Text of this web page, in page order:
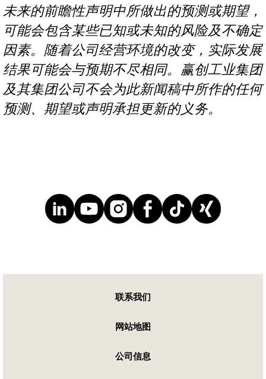
未来的前瞻性声明中所做出的预测或期望，
可能会包含某些已知或未知的风险及不确定
因素。随着公司经营环境的改变，实际发展
结果可能会与预期不尽相同。赢创工业集团
及其集团公司不会为此新闻稿中所作的任何
预测、期望或声明承担更新的义务。
联系我们
网站地图
公司信息